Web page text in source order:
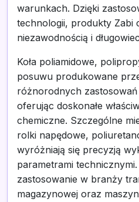
warunkach. Dzięki
technologii, produkty Zabi
niezawodnością i
Koła poliamidowe,
posuwu produkowane
różnorodnych zastosowań
oferując doskonałe
chemiczne. Szczególne
rolki napędowe,
wyróżniają się precyzją
parametrami
zastosowanie w branży
magazynowej oraz